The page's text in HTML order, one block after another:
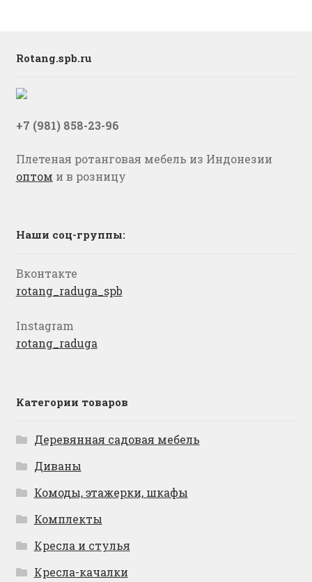
Rotang.spb.ru
+7 (981) 858-23-96
Плетеная ротанговая мебель из Индонезии
оптом и в розницу
Наши соц-группы:
Вконтакте
rotang_raduga_spb
Instagram
rotang_raduga
Категории товаров
Деревянная садовая мебель
Диваны
Комоды, этажерки, шкафы
Комплекты
Кресла и стулья
Кресла-качалки